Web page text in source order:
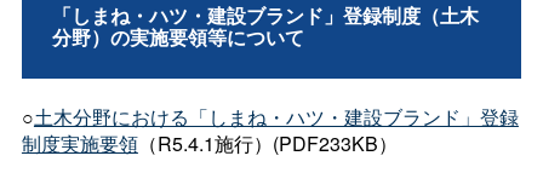
「しまね・ハツ・建設ブランド」登録制度（土木
分野）の実施要領等について
○土木分野における「しまね・ハツ・建設ブランド」登録
制度実施要領（R5.4.1施行）(PDF233KB）